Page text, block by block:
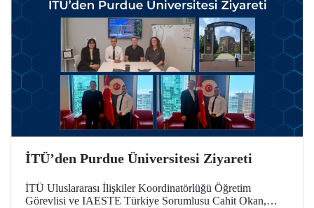
İTÜ’den Purdue Üniversitesi Ziyareti
İTÜ Uluslararası İlişkiler Koordinatörlüğü Öğretim
Görevlisi ve IAESTE Türkiye Sorumlusu Cahit Okan,